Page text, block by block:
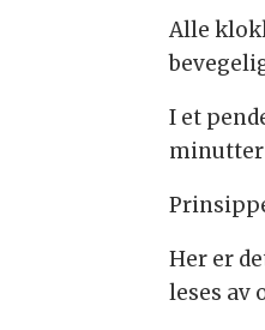
Alle
I et
Her er
leses av